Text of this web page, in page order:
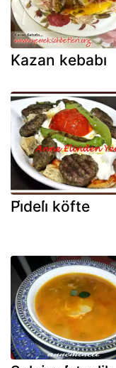
Kazan kebabı
Pi̇deli̇ köfte